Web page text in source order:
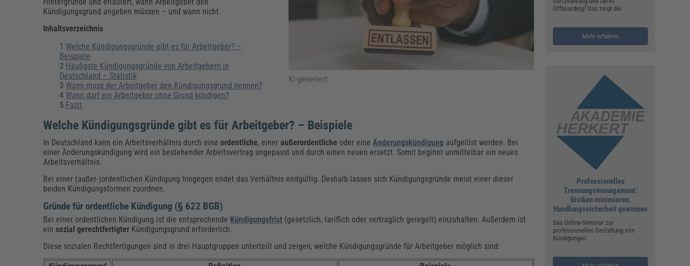
Energie & Umwelt
Führung & Management
Gesundheit & Pflege
Kommunales
Fachpublikationen & Arbeitshilfen
Bauhof
Hausmeister & Haustechnik
Grünflächen
Recht, Sicherheit & Ordnung
Vergaberecht
Verkehrsrecht
Weiterbildungen (AKADEMIE HERKERT)
Bau, Immobilien & Gebäudemanagement
Weiterbildungen (AKADEMIE HERKERT)
Künstliche Intelligenz
Personalmanagement
Fachpublikationen & Arbeitshilfen
Personalwesen Weiterbildungen (AKADEMIE HERKERT)
Personal, Ausbildung & Recht
Reisekosten und Finanzen
Weiterbildungen (AKADEMIE HERKERT)
Reisekosten & Finanzen
Fachpublikationen & Arbeitshilfen
Zollabwicklung & Exportabwicklung
KI-generiert
Kündigungsgrund angeben müssen – und wann nicht.
Inhaltsverzeichnis
Welche Kündigungsgründe gibt es für Arbeitgeber? –
Beispiele
Häufigste Kündigungsgründe von Arbeitgebern in
Deutschland – Statistik
Wann muss der Arbeitgeber den Kündigungsgrund nennen?
Wann darf ein Arbeitgeber ohne Grund kündigen?
Fazit
Welche Kündigungsgründe gibt es für Arbeitgeber? – Beispiele
In Deutschland kann ein Arbeitsverhältnis durch eineordentliche, eineraußerordentliche oder eineÄnderungskündigung aufgelöst werden. Bei
einer Änderungskündigung wird ein bestehender Arbeitsvertrag angepasst und durch einen neuen ersetzt. Somit beginnt unmittelbar ein neues
Arbeitsverhältnis.
Bei einer (außer-)ordentlichen Kündigung hingegen endet das Verhältnis endgültig. Deshalb lassen sich Kündigungsgründe meist einer dieser
beiden Kündigungsformen zuordnen.
Gründe für ordentliche Kündigung (§ 622 BGB)
Bei einer ordentlichen Kündigung ist die entsprechende Kündigungsfrist (gesetzlich, tariflich oder vertraglich geregelt) einzuhalten. Außerdem ist
einsozial gerechtfertigter Kündigungsgrund erforderlich.
Diese sozialen Rechtfertigungen sind in drei Hauptgruppen unterteilt und zeigen, welche Kündigungsgründe für Arbeitgeber möglich sind:
Offboarding? Das zeigt die
Mehr erfahren
Professionelles
Trennungsmanagement:
Risiken minimieren,
Handlungssicherheit gewinnen
Das Online-Seminar zur
professionellen Gestaltung von
Kündigungen: